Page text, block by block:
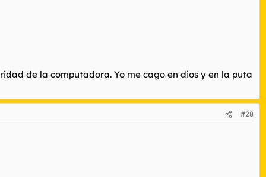
de la computadora. Yo me cago en dios y en la puta
#28